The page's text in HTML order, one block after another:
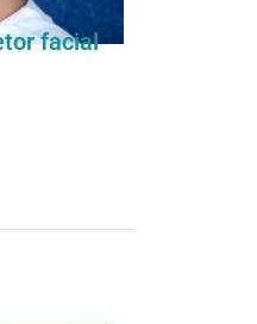
facial